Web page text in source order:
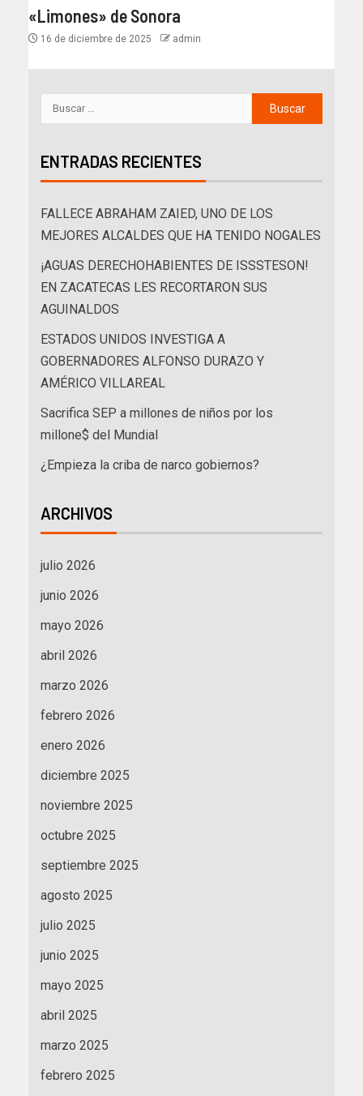
«Limones» de Sonora
16 de diciembre de 2025 admin
ENTRADAS RECIENTES
FALLECE ABRAHAM ZAIED, UNO DE LOS
MEJORES ALCALDES QUE HA TENIDO NOGALES
¡AGUAS DERECHOHABIENTES DE ISSSTESON!
EN ZACATECAS LES RECORTARON SUS
AGUINALDOS
ESTADOS UNIDOS INVESTIGA A
GOBERNADORES ALFONSO DURAZO Y
AMÉRICO VILLAREAL
Sacrifica SEP a millones de niños por los
millone$ del Mundial
¿Empieza la criba de narco gobiernos?
ARCHIVOS
julio 2026
junio 2026
mayo 2026
abril 2026
marzo 2026
febrero 2026
enero 2026
diciembre 2025
noviembre 2025
octubre 2025
septiembre 2025
agosto 2025
julio 2025
junio 2025
mayo 2025
abril 2025
marzo 2025
febrero 2025